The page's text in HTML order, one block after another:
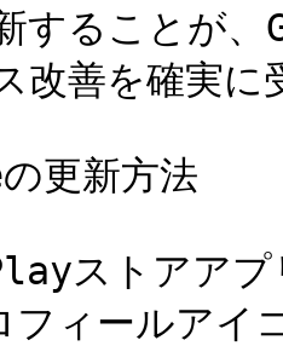
することが
改善を確実に
更新方法
ストアアプ
ィールアイ